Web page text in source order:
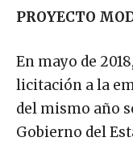
PROYECTO
En mayo de
licitación a la
del mismo año
Gobierno del